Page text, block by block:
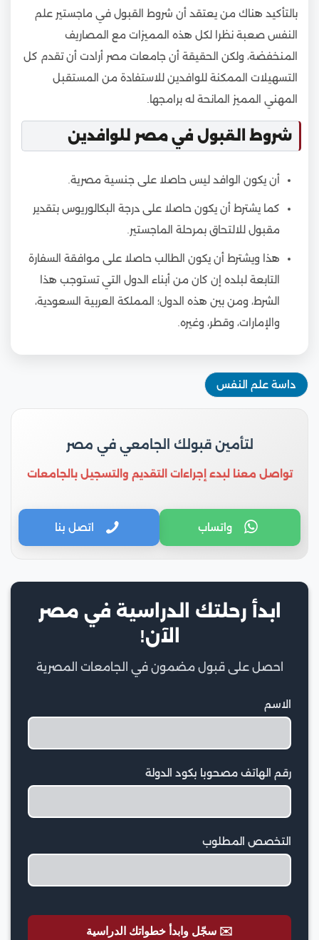
بالتأكيد هناك من يعتقد أن شروط القبول في ماجستير علم
النفس صعبة نظرا لكل هذه المميزات مع المصاريف
المنخفضة، ولكن الحقيقة أن جامعات مصر أرادت أن تقدم كل
التسهيلات الممكنة للوافدين للاستفادة من المستقبل
المهني المميز المانحة له برامجها.
شروط القبول في مصر للوافدين
أن يكون الوافد ليس حاصلا على جنسية مصرية.
كما يشترط أن يكون حاصلا على درجة البكالوريوس بتقدير
مقبول للالتحاق بمرحلة الماجستير.
هذا ويشترط أن يكون الطالب حاصلا على موافقة السفارة
التابعة لبلده إن كان من أبناء الدول التي تستوجب هذا
الشرط، ومن بين هذه الدول؛ المملكة العربية السعودية،
والإمارات، وقطر، وغيره.
داسة علم النفس
لتأمين قبولك الجامعي في مصر
تواصل معنا لبدء إجراءات التقديم والتسجيل بالجامعات
واتساب اتصل بنا
ابدأ رحلتك الدراسية في مصر
الآن!
احصل على قبول مضمون في الجامعات المصرية
الاسم
رقم الهاتف مصحوبا بكود الدولة
التخصص المطلوب
✉️ سجّل وابدأ خطواتك الدراسية